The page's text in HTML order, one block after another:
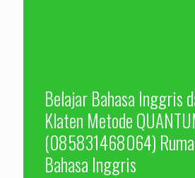
Belajar Bahasa Inggris
Klaten Metode
(085831468064)
Bahasa Inggris